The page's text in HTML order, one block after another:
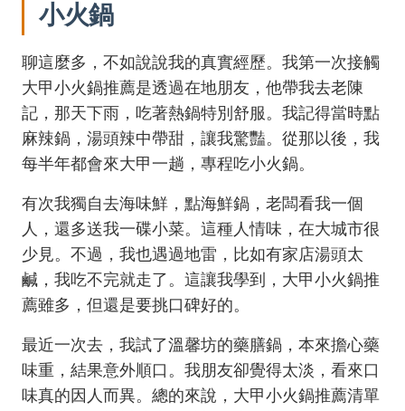
小火鍋
聊這麼多，不如說說我的真實經歷。我第一次接觸
大甲小火鍋推薦是透過在地朋友，他帶我去老陳
記，那天下雨，吃著熱鍋特別舒服。我記得當時點
麻辣鍋，湯頭辣中帶甜，讓我驚豔。從那以後，我
每半年都會來大甲一趟，專程吃小火鍋。
有次我獨自去海味鮮，點海鮮鍋，老闆看我一個
人，還多送我一碟小菜。這種人情味，在大城市很
少見。不過，我也遇過地雷，比如有家店湯頭太
鹹，我吃不完就走了。這讓我學到，大甲小火鍋推
薦雖多，但還是要挑口碑好的。
最近一次去，我試了溫馨坊的藥膳鍋，本來擔心藥
味重，結果意外順口。我朋友卻覺得太淡，看來口
味真的因人而異。總的來說，大甲小火鍋推薦清單